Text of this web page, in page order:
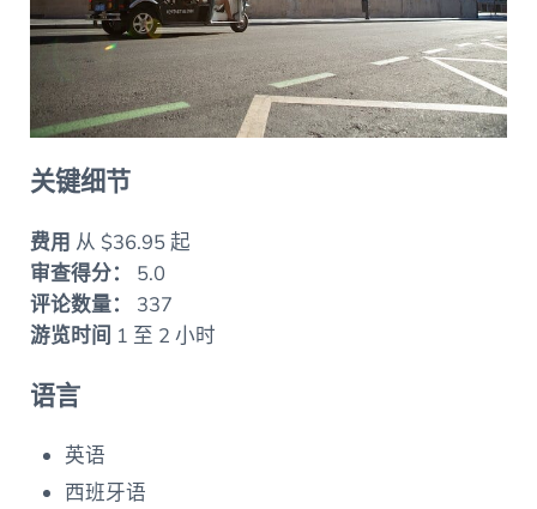
关键细节
费用 从 $36.95 起
审查得分：
5.0
评论数量：
337
游览时间 1 至 2 小时
语言
英语
西班牙语